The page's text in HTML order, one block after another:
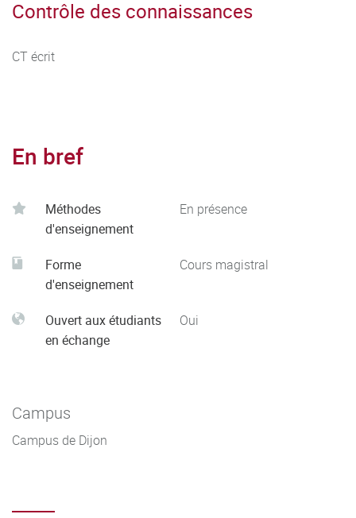
Contrôle des connaissances
CT écrit
En bref
Méthodes
d'enseignement
En présence
Forme
d'enseignement
Cours magistral
Ouvert aux étudiants
en échange
Oui
Campus
Campus de Dijon